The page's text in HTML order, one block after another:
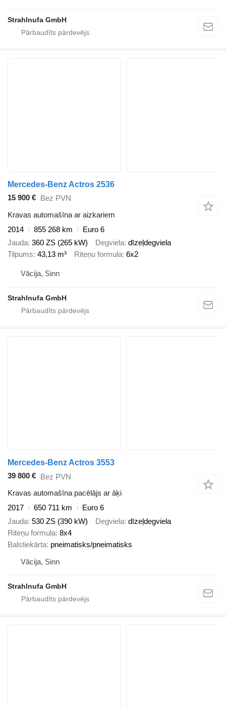
Strahlnufa GmbH
Mercedes-Benz Actros 2536
15 900 €
Bez PVN
Kravas automašīna ar aizkariem
2014
855 268 km
Euro 6
Jauda 360 ZS (265 kW) Degviela dīzeļdegviela
Tilpums 43,13 m³ Riteņu formula 6x2
Vācija, Sinn
Strahlnufa GmbH
Mercedes-Benz Actros 3553
39 800 € Bez PVN
Kravas automašīna pacēlājs ar āķi
2017
650 711 km
Euro 6
Jauda 530 ZS (390 kW) Degviela dīzeļdegviela
Riteņu formula 8x4
Balstiekārta pneimatisks/pneimatisks
Vācija, Sinn
Strahlnufa GmbH